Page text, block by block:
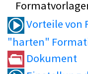
Vorteile von
"harten"
Dokument